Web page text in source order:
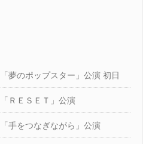
夢のポップスター」公演 初日
ＲＥＳＥＴ」公演
手をつなぎながら」公演